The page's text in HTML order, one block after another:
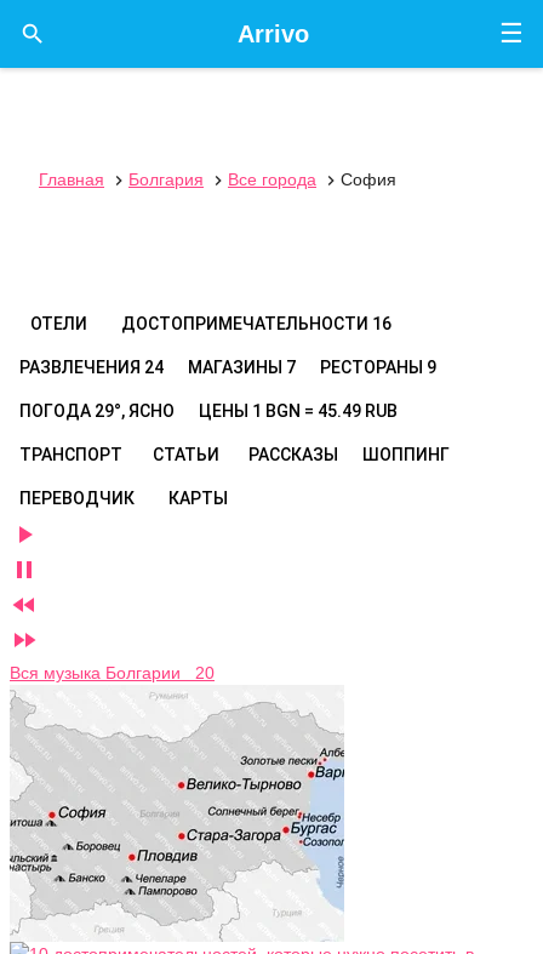
☰
Arrivo

Главная  Болгария  Все города  София
ОТЕЛИ ДОСТОПРИМЕЧАТЕЛЬНОСТИ 16
РАЗВЛЕЧЕНИЯ 24 МАГАЗИНЫ 7 РЕСТОРАНЫ 9
ПОГОДА 29°, ЯСНО ЦЕНЫ 1 BGN = 45.49 RUB
ТРАНСПОРТ СТАТЬИ РАССКАЗЫ ШОППИНГ
ПЕРЕВОДЧИК КАРТЫ




Вся музыка Болгарии 20